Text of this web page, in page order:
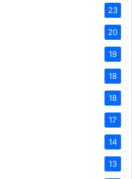
23
20
19
18
18
17
14
13